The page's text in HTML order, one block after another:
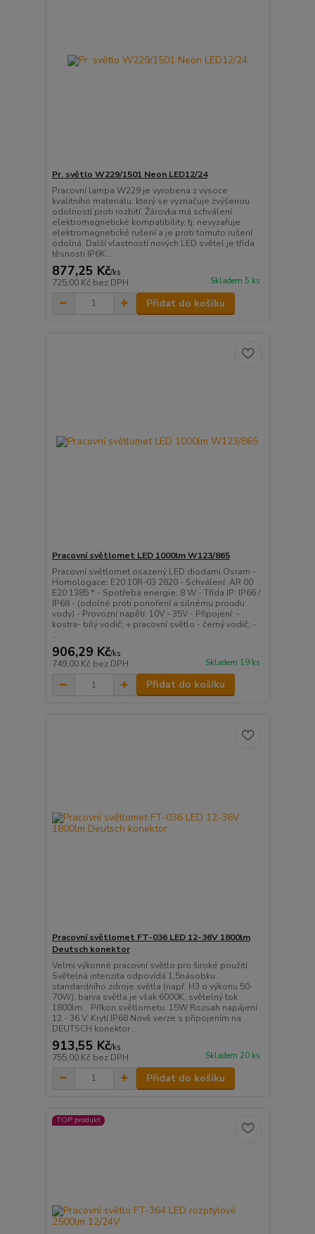
Pr. světlo W229/1501 Neon LED12/24
Pracovní lampa W229 je vyrobena z vysoce
kvalitního materiálu, který se vyznačuje zvýšenou
odolností proti rozbití. Žárovka má schválení
elektromagnetické kompatibility, tj. nevyzařuje
elektromagnetické rušení a je proti tomuto rušení
odolná. Další vlastností nových LED světel je třída
těsnosti IP6K...
877,25 Kč/ks
725,00 Kč bez DPH Skladem 5 ks
Přidat do košíku
Pracovní světlomet LED 1000lm W123/865
Pracovní světlomet osazený LED diodami Osram -
Homologace: E20 10R-03 2820 - Schválení: AR 00
E20 1385 * - Spotřeba energie: 8 W - Třída IP: IP66 /
IP68 - (odolné proti ponoření a silnému proudu
vody) - Provozní napětí: 10V - 35V - Připojení: -
kostra- bílý vodič; + pracovní světlo - černý vodič; -
...
906,29 Kč/ks
749,00 Kč bez DPH Skladem 19 ks
Přidat do košíku
Pracovní světlomet FT-036 LED 12-36V 1800lm
Deutsch konektor
Velmi výkonné pracovní světlo pro široké použití.
Světelná intenzita odpovídá 1,5násobku
standardního zdroje světla (např. H3 o výkonu 50-
70W), barva světla je však 6000K, světelný tok
1800lm. Příkon světlometu: 15W Rozsah napájení
12 - 36 V. Krytí IP68 Nově verze s připojením na
DEUTSCH konektor ...
913,55 Kč/ks
755,00 Kč bez DPH Skladem 20 ks
Přidat do košíku
TOP produkt